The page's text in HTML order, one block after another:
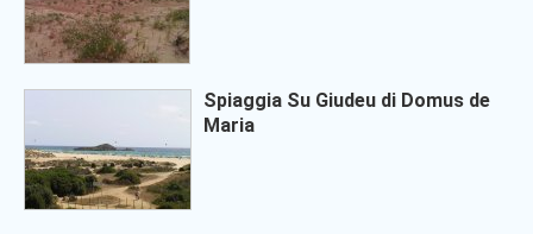
Spiaggia Su Giudeu di Domus de
Maria